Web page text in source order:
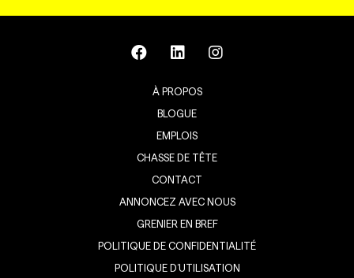
À PROPOS
BLOGUE
EMPLOIS
CHASSE DE TÊTE
CONTACT
ANNONCEZ AVEC NOUS
GRENIER EN BREF
POLITIQUE DE CONFIDENTIALITÉ
POLITIQUE D’UTILISATION